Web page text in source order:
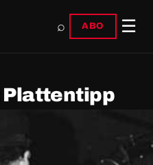
⌕ ABO ☰
Plattentipp